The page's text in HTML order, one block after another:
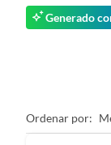
Para
el
Generado
Ordenar por: